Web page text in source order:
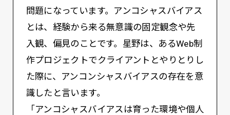
問題になっています。アンコシャスバイアス
とは、経験から来る無意識の固定観念や先
入観、偏見のことです。星野は、あるWeb制
作プロジェクトでクライアントとやりとりし
た際に、アンコンシャスバイアスの存在を意
識したと言います。
「アンコシャスバイアスは育った環境や個⼈